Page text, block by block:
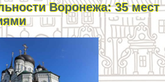
Воронежа: 35 мест